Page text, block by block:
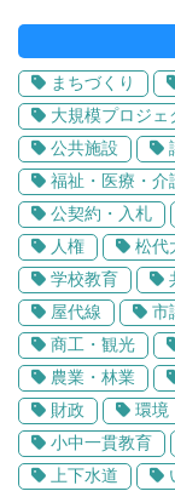
まちづくり
大規模プロジェ
公共施設
福祉・医療・介
公契約・入札
人権
松代
学校教育
屋代線
市
商工・観光
農業・林業
財政
環境
小中一貫教育
上下水道